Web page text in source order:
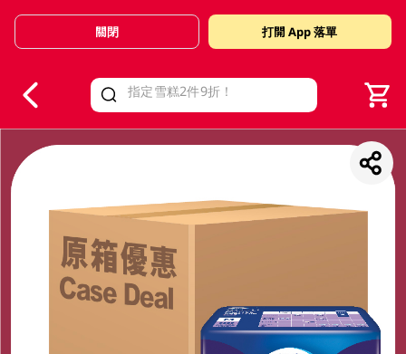
Valid Until 30 June 2026
關閉 打開 App 落單